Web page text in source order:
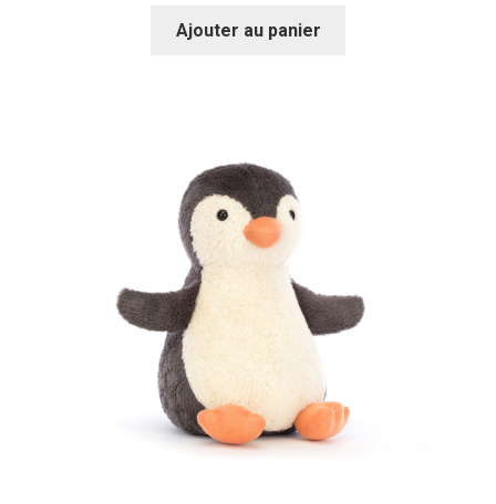
Ajouter au panier